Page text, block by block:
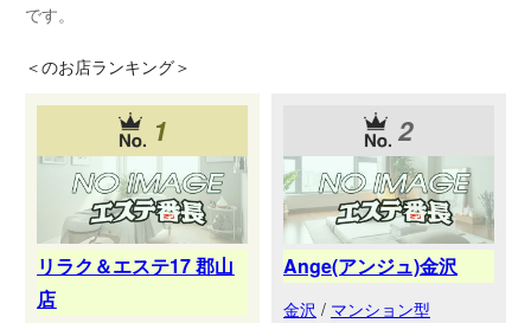
です。
＜のお店ランキング＞
1
リラク＆エステ17 郡山
店
2
Ange(アンジュ)金沢
金沢 / マンション型